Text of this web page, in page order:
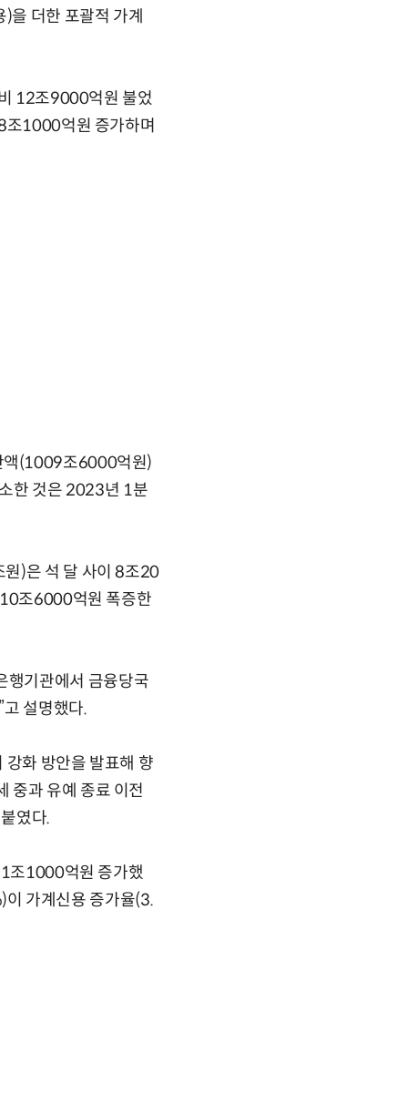
을 더한 포괄적 가계
12조9000억원 불었
조1000억원 증가하며
액(1009조6000억원)
한 것은 2023년 1분
원)은 석 달 사이 8조20
조6000억원 폭증한
행기관에서 금융당국
설명했다.
강화 방안을 발표해 향
중과 유예 종료 이전
였다.
조1000억원 증가했
이 가계신용 증가율(3.